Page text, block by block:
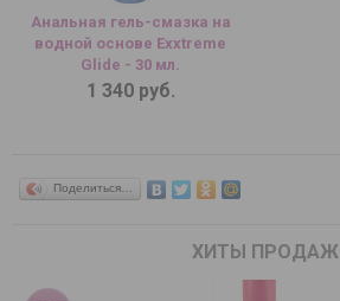
Анальная гель-смазка на
водной основе Exxtreme
Glide - 30 мл.
1 340 руб.
Поделиться…
ХИТЫ ПРОДАЖ